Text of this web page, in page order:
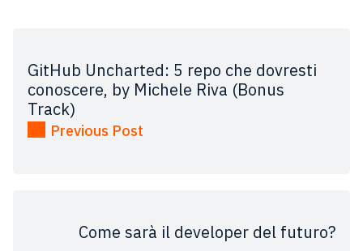
GitHub Uncharted: 5 repo che dovresti
conoscere, by Michele Riva (Bonus
Track)
Previous Post
Come sarà il developer del futuro?